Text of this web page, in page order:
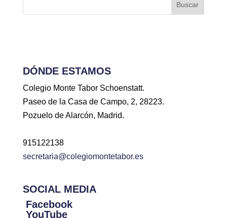
Buscar
DÓNDE ESTAMOS
Colegio Monte Tabor Schoenstatt.
Paseo de la Casa de Campo, 2, 28223.
Pozuelo de Alarcón, Madrid.
915122138
secretaria@colegiomontetabor.es
SOCIAL MEDIA
Facebook
YouTube